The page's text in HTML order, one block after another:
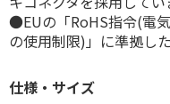
●EUの「RoHS指令(電
の使用制限)」に準拠し
仕様・サイズ